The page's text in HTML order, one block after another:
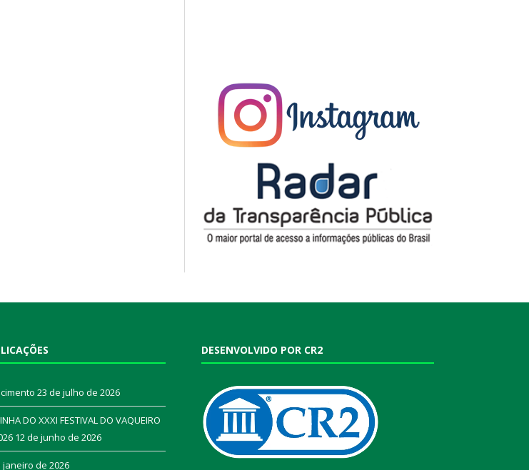
23 de julho de 2026
DO XXXI FESTIVAL DO VAQUEIRO
12 de junho de 2026
janeiro de 2026
DESENVOLVIDO POR CR2